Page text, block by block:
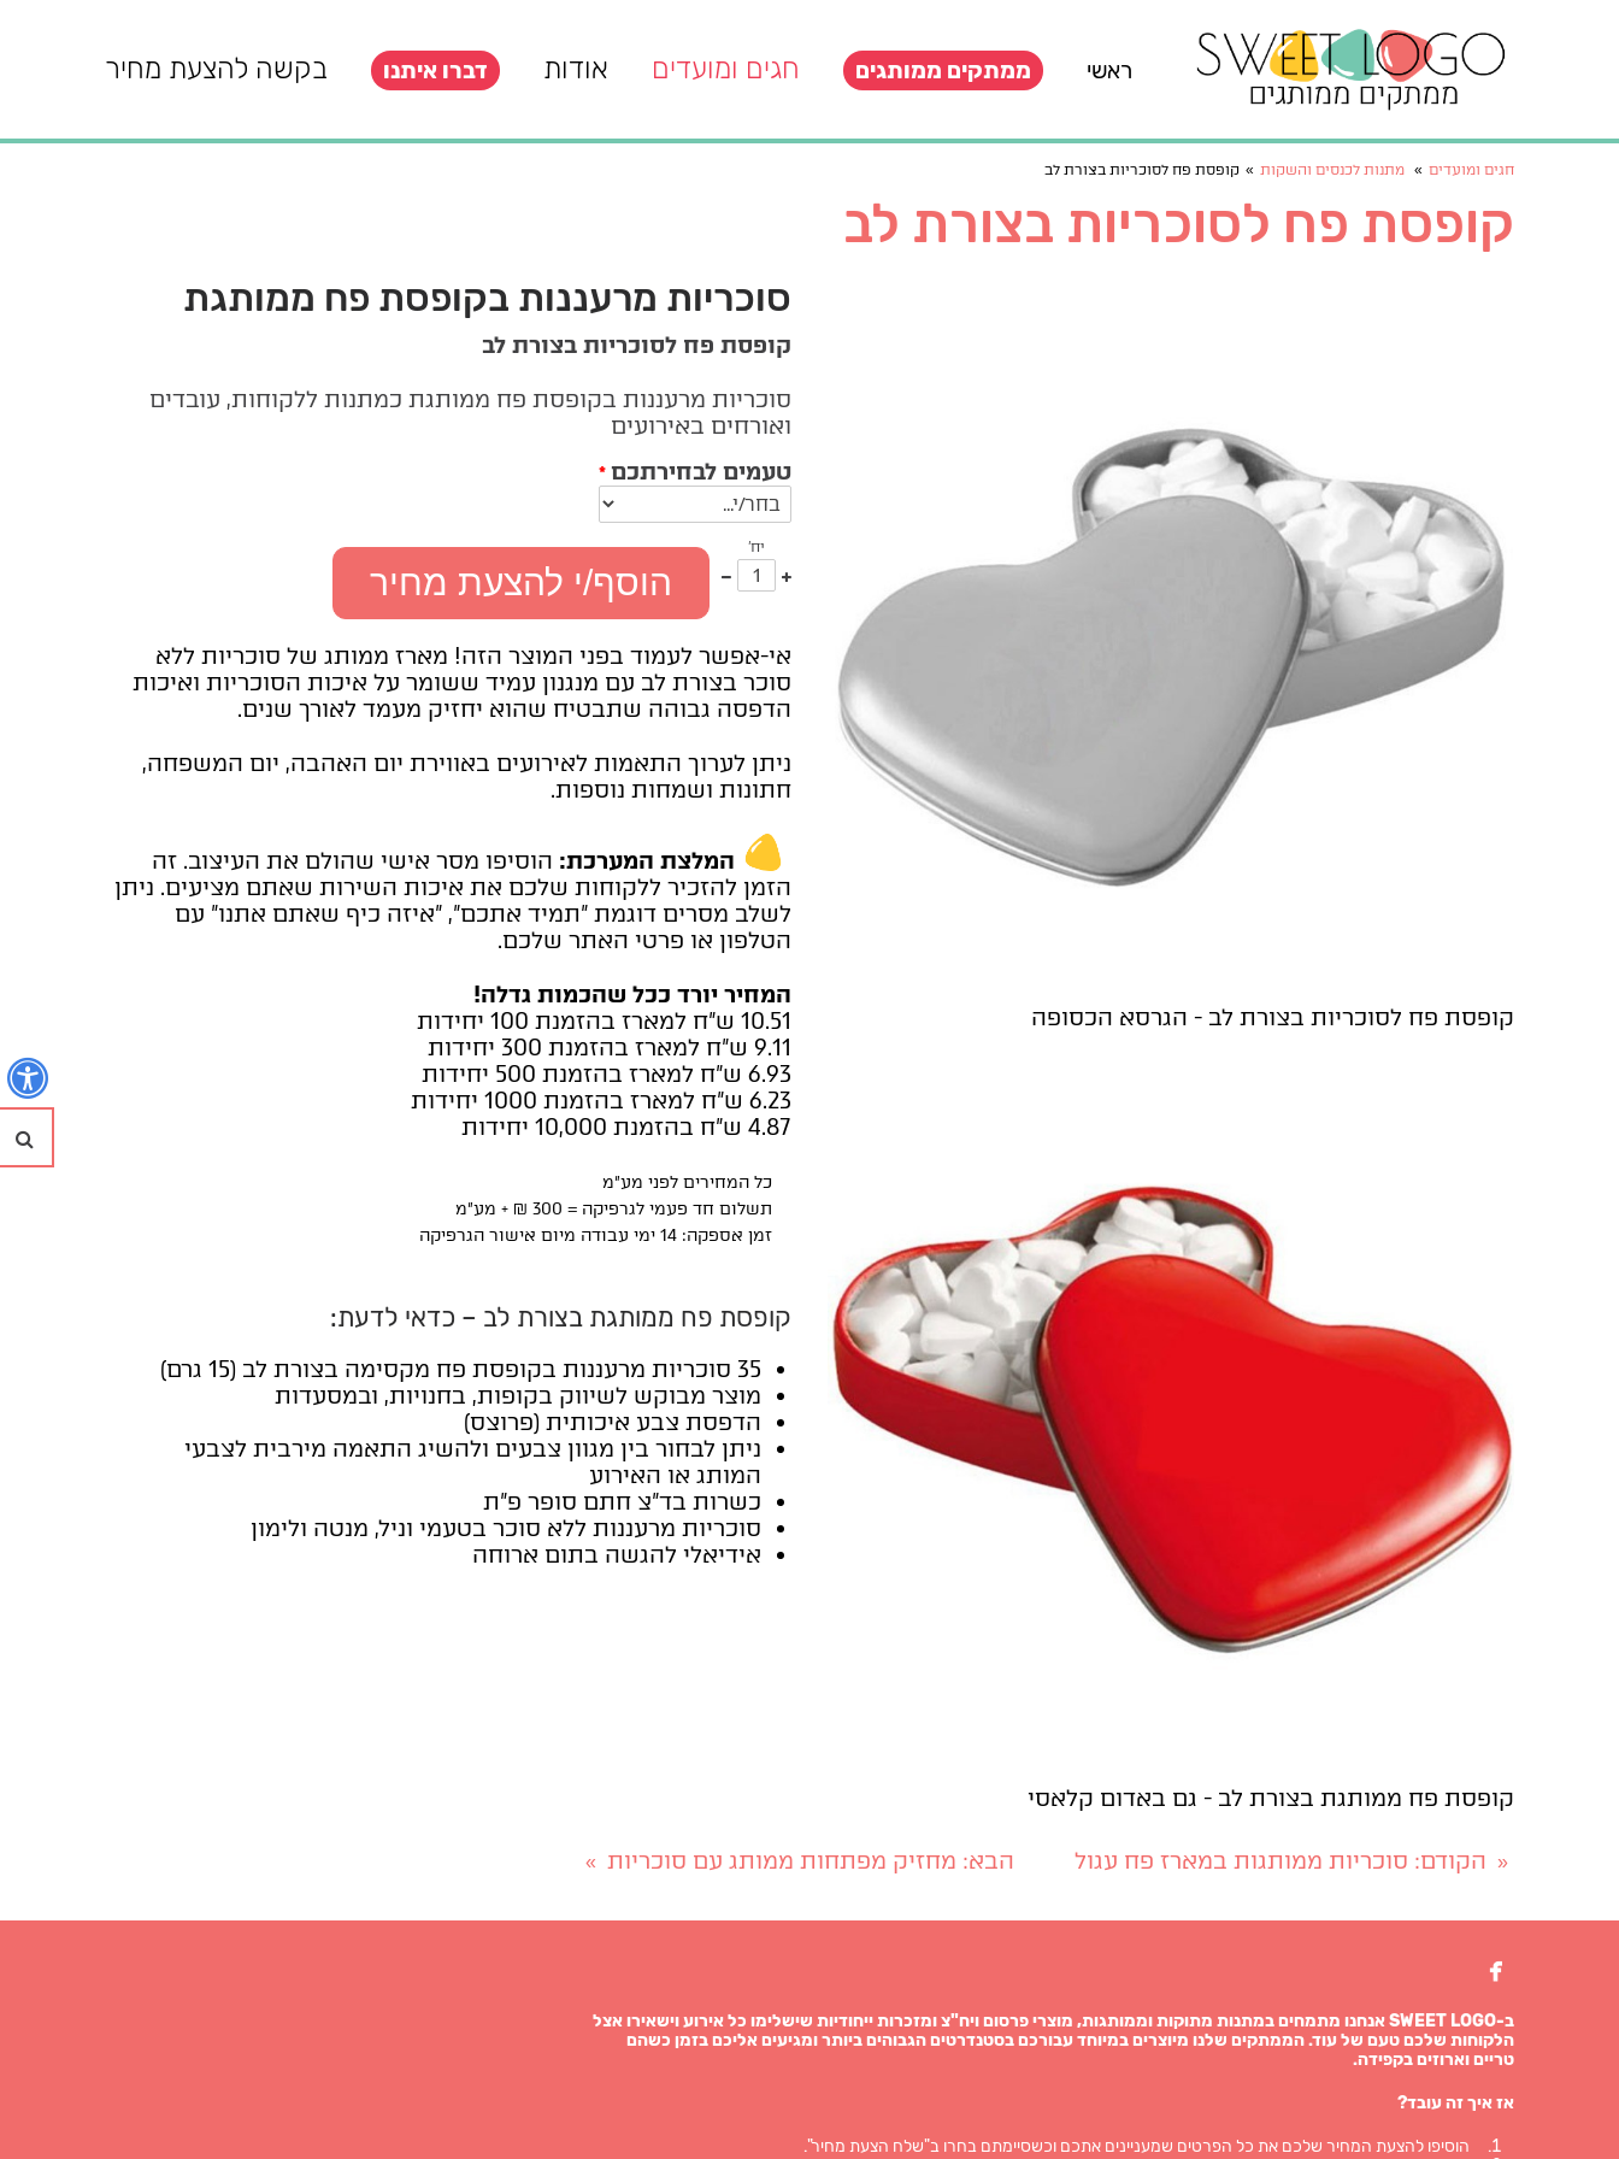
ראשי ממתקים ממותגים חגים ומועדים אודות דברו איתנו בקשה להצעת מחיר
חגים ומועדים » מתנות לכנסים והשקות » קופסת פח לסוכריות בצורת לב
קופסת פח לסוכריות בצורת לב
קופסת פח לסוכריות בצורת לב - הגרסא הכסופה
קופסת פח ממותגת בצורת לב - גם באדום קלאסי
סוכריות מרעננות בקופסת פח ממותגת
קופסת פח לסוכריות בצורת לב
סוכריות מרעננות בקופסת פח ממותגת כמתנות ללקוחות, עובדים
ואורחים באירועים
טעמים לבחירתכם *
יח'
עוד
אחד
פחות
אחד
הוסף/י להצעת מחיר
אי-אפשר לעמוד בפני המוצר הזה! מארז ממותג של סוכריות ללא
סוכר בצורת לב עם מנגנון עמיד ששומר על איכות הסוכריות ואיכות
הדפסה גבוהה שתבטיח שהוא יחזיק מעמד לאורך שנים.
ניתן לערוך התאמות לאירועים באווירת יום האהבה, יום המשפחה,
חתונות ושמחות נוספות.
המלצת המערכת: הוסיפו מסר אישי שהולם את העיצוב. זה
הזמן להזכיר ללקוחות שלכם את איכות השירות שאתם מציעים. ניתן
לשלב מסרים דוגמת "תמיד אתכם", "איזה כיף שאתם אתנו" עם
הטלפון או פרטי האתר שלכם.
המחיר יורד ככל שהכמות גדלה!
10.51 ש"ח למארז בהזמנת 100 יחידות
9.11 ש"ח למארז בהזמנת 300 יחידות
6.93 ש"ח למארז בהזמנת 500 יחידות
6.23 ש"ח למארז בהזמנת 1000 יחידות
4.87 ש"ח בהזמנת 10,000 יחידות
כל המחירים לפני מע"מ
תשלום חד פעמי לגרפיקה = 300 ₪ + מע"מ
זמן אספקה: 14 ימי עבודה מיום אישור הגרפיקה
קופסת פח ממותגת בצורת לב – כדאי לדעת:
35 סוכריות מרעננות בקופסת פח מקסימה בצורת לב (15 גרם)
מוצר מבוקש לשיווק בקופות, בחנויות, ובמסעדות
הדפסת צבע איכותית (פרוצס)
ניתן לבחור בין מגוון צבעים ולהשיג התאמה מירבית לצבעי
המותג או האירוע
כשרות בד"צ חתם סופר פ"ת
סוכריות מרעננות ללא סוכר בטעמי וניל, מנטה ולימון
אידיאלי להגשה בתום ארוחה
« הקודם: סוכריות ממותגות במארז פח עגול הבא: מחזיק מפתחות ממותג עם סוכריות »

ב-SWEET LOGO אנחנו מתמחים במתנות מתוקות וממותגות, מוצרי פרסום ויח"צ ומזכרות ייחודיות שישלימו כל אירוע וישאירו אצל
הלקוחות שלכם טעם של עוד. הממתקים שלנו מיוצרים במיוחד עבורכם בסטנדרטים הגבוהים ביותר ומגיעים אליכם בזמן כשהם
טריים וארוזים בקפידה.
אז איך זה עובד?
הוסיפו להצעת המחיר שלכם את כל הפרטים שמעניינים אתכם וכשסיימתם בחרו ב"שלח הצעת מחיר".